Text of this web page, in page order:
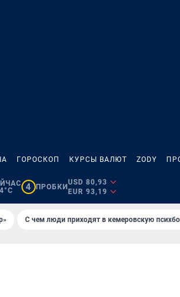
ГОРОСКОП КУРСЫ ВАЛЮТ ZODY
4 ПРОБКИ
USD 80,93
EUR 93,19
С чем люди приходят в кемеровскую